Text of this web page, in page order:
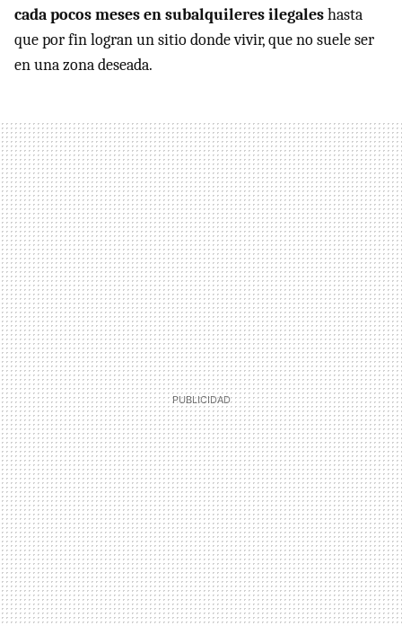
cada pocos meses en subalquileres ilegaleshasta
que por fin logran un sitio donde vivir, que no suele ser
en una zona deseada.